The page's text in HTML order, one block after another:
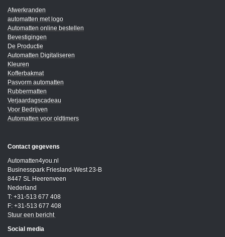
Afwerkranden
automatten met logo
Automatten online bestellen
Bevestigingen
De Productie
Automatten Digitaliseren
Kleuren
Kofferbakmat
Pasvorm automatten
Rubbermatten
Verjaardagscadeau
Voor Bedrijven
Automatten voor oldtimers
Contact gegevens
Automatten4you.nl
Businesspark Friesland-West 23-B
8447 SL Heerenveen
Nederland
T: +31-513 677 408
F: +31-513 677 408
Stuur een bericht
Social media